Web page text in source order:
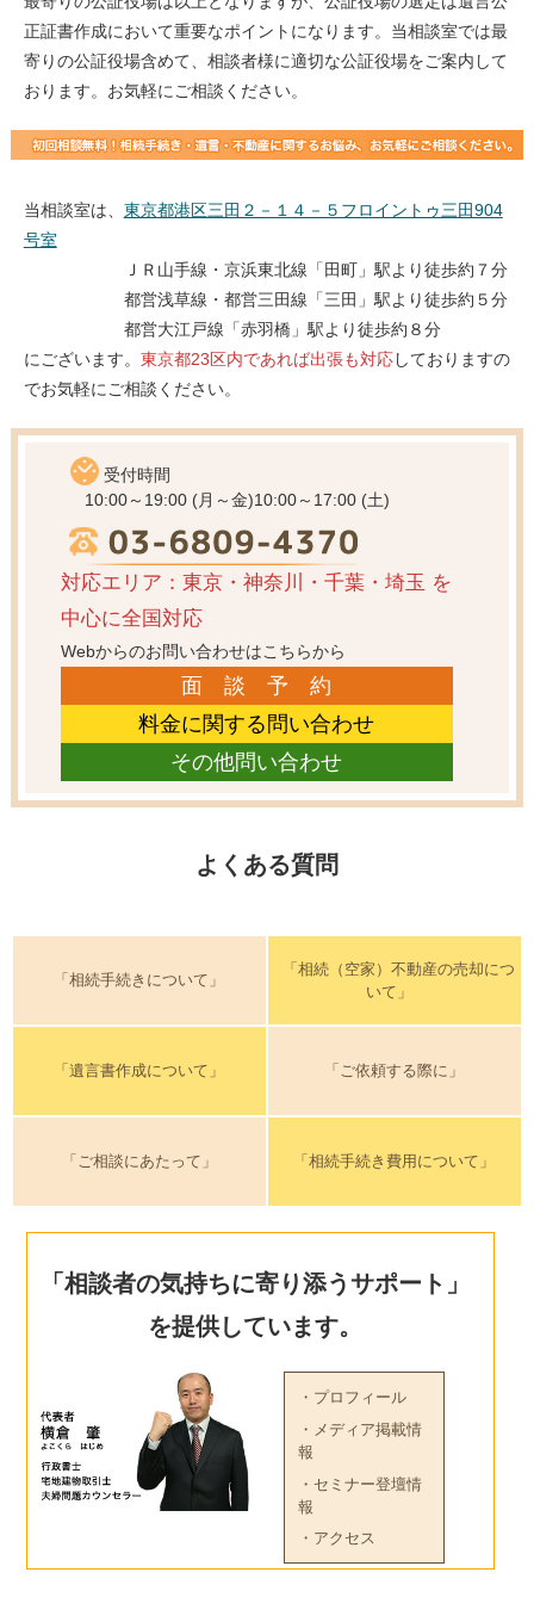
正証書作成において重要なポイントになります。当相談室では最
寄りの公証役場含めて、相談者様に適切な公証役場をご案内して
おります。お気軽にご相談ください。
当相談室は、 東京都港区三田２－１４－５フロイントゥ三田904
号室
ＪＲ山手線・京浜東北線「田町」駅より徒歩約７分
都営浅草線・都営三田線「三田」駅より徒歩約５分
都営大江戸線「赤羽橋」駅より徒歩約８分
にございます。 東京都23区内であれば出張も対応しておりますの
でお気軽にご相談ください。
受付時間
10:00～19:00 (月～金)10:00～17:00 (土)
対応エリア：東京・神奈川・千葉・埼玉 を
中心に全国対応
Webからのお問い合わせはこちらから
面 談 予 約
料金に関する問い合わせ
その他問い合わせ
よくある質問
「相続手続きについて」
「相続（空家）不動産の売却につ
いて」
「遺言書作成について」 「ご依頼する際に」
「ご相談にあたって」 「相続手続き費用について」
「相談者の気持ちに寄り添うサポート」
を提供しています。
・プロフィール
・メディア掲載情
報
・セミナー登壇情
報
・アクセス